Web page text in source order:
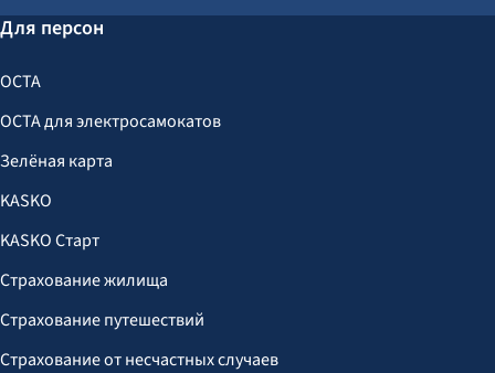
Для персон
OCTA
OCTA для электросамокатов
Зелёная карта
KASKO
KASKO Старт
Страхование жилища
Страхование путешествий
Страхование от несчастных случаев